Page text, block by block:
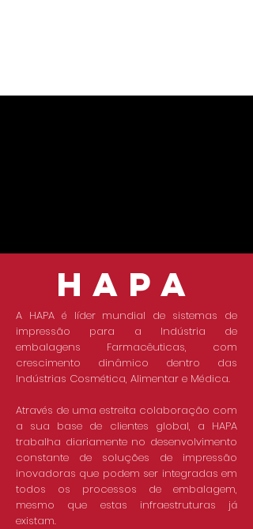
HAPA
A HAPA é líder mundial de sistemas de
impressão para a Indústria de
embalagens Farmacêuticas, com
crescimento dinâmico dentro das
Indústrias Cosmética, Alimentar e Médica.
Através de uma estreita colaboração com
a sua base de clientes global, a HAPA
trabalha diariamente no desenvolvimento
constante de soluções de impressão
inovadoras que podem ser integradas em
todos os processos de embalagem,
mesmo que estas infraestruturas já
existam.